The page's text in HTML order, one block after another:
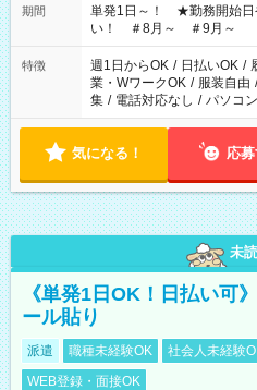
期間
単発1日～！ ★勤務開始日
い！ ＃8月～ ＃9月～
特徴 週1日からOK / 日払いOK /
業・WワークOK / 服装自由 /
集 / 電話対応なし / パソコ
気になる！ 応
未読
《単発1日OK！日払い可
ール貼り
派遣 職種未経験OK 社会人未経験
WEB登録・面接OK